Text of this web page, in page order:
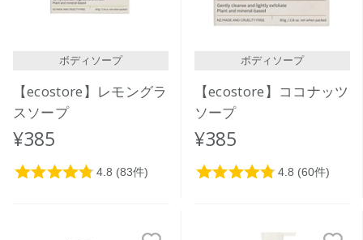
レビューが多い順
ボディソープ
【ecostore】レモングラ
スソープ
¥385
ボディソープ
【ecostore】ココナッツ
ソープ
¥385